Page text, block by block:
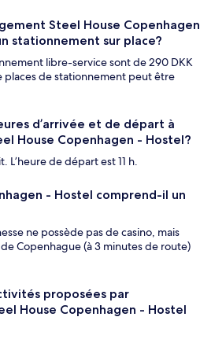
Steel House Copenhagen
stationnement sur place?
libre-service sont de 290 DKK
places de stationnement peut être
d’arrivée et de départ à
House Copenhagen - Hostel?
L’heure de départ est 11 h.
- Hostel comprend-il un
ne possède pas de casino, mais
Copenhague (à 3 minutes de route)
proposées par
House Copenhagen - Hostel